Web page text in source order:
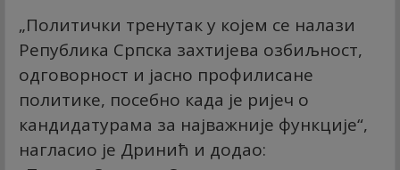
„Политички тренутак у којем се налази
Република Српска захтијева озбиљност,
одговорност и јасно профилисане
политике, посебно када је ријеч о
кандидатурама за најважније функције“,
нагласио је Дринић и додао: